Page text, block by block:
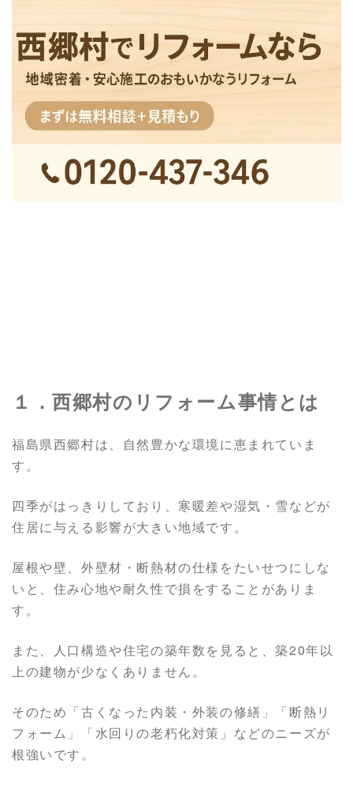
１．西郷村のリフォーム事情とは
福島県西郷村は、自然豊かな環境に恵まれていま
す。
四季がはっきりしており、寒暖差や湿気・雪などが
住居に与える影響が大きい地域です。
屋根や壁、外壁材・断熱材の仕様をたいせつにしな
いと、住み心地や耐久性で損をすることがありま
す。
また、人口構造や住宅の築年数を見ると、築20年以
上の建物が少なくありません。
そのため「古くなった内装・外装の修繕」「断熱リ
フォーム」「水回りの老朽化対策」などのニーズが
根強いです。